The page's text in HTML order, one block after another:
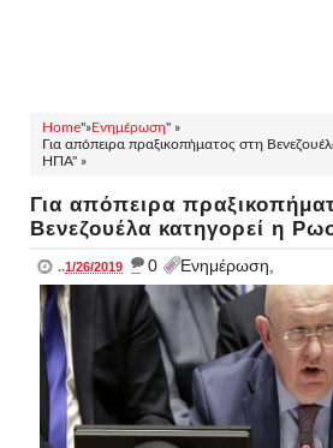
Home"»Ενημέρωση" »
Για απόπειρα πραξικοπήματος στη
ΗΠΑ" »
Για απόπειρα
Βενεζουέλα κατηγορεί η
..1/26/2019 _ 0 Ενημέρωση,